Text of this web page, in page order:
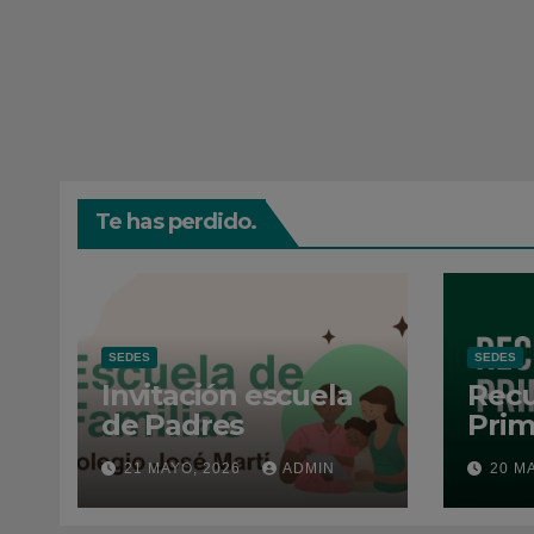
Te has perdido.
SEDES
Invitación escuela
de Padres
21 MAYO, 2026 ADMIN
SEDES
2026
20